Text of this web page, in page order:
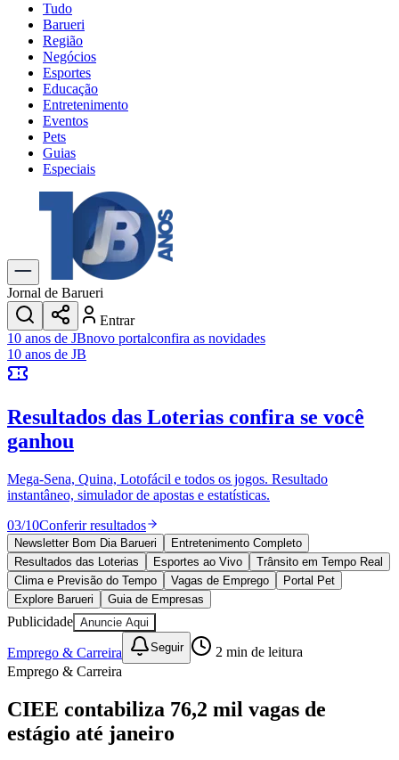
Tudo
Barueri
Região
Negócios
Esportes
Educação
Entretenimento
Eventos
Pets
Guias
Especiais
Explore Tudo
Últimas Notícias
Previsão do Tempo
Trânsito e Rotas
Dia a Dia & Lazer
Transportes
Gastronomia
Cinema & Shows
JogosNovo
Anuncie no Portal
Cadastrar Empresa
Divulgar Vagas
Política
Esportes
Saúde
Segurança
Cultura
Meio Ambiente
Obras
Educação
Bairros de Barueri
AldeiaAldeia da SerraAldeia de Barueri
Jornal de Barueri
Entrar
10 anos de JBnovo portalconfira as novidades
10 anos de JB
Resultados das Loterias confira se você
ganhou
Mega-Sena, Quina, Lotofácil e todos os jogos. Resultado
instantâneo, simulador de apostas e estatísticas.
03/10Conferir resultados
Newsletter Bom Dia Barueri
Entretenimento Completo
Resultados das Loterias
Esportes ao Vivo
Trânsito em Tempo Real
Clima e Previsão do Tempo
Vagas de Emprego
Portal Pet
Explore Barueri
Guia de Empresas
Publicidade Anuncie Aqui
Emprego & Carreira Seguir 2 min de leitura
Emprego & Carreira
CIEE contabiliza 76,2 mil vagas de
estágio até janeiro